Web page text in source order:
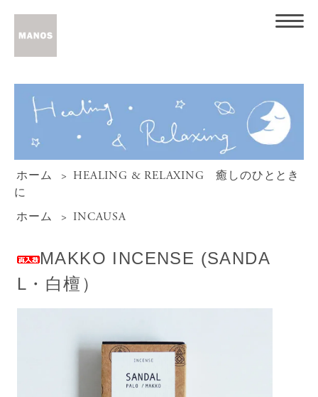
ホーム > HEALING & RELAXING 癒しのひととき
に
ホーム
> INCAUSA
MAKKO INCENSE (SANDA
L・白檀）